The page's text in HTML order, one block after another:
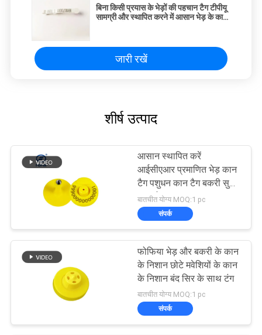
बिना किसी प्रयास के भेड़ों की पहचान टैग टीपीयू
सामग्री और स्थापित करने में आसान भेड़ के कान
जारी रखें
शीर्ष उत्पाद
आसान स्थापित करें
आईसीएआर प्रमाणित भेड़ कान
टैग पशुधन कान टैग बकरी सुअर
कान टैग
बातचीत योग्य MOQ:1 pc
संपर्क
फोफिया भेड़ और बकरी के कान
के निशान छोटे मवेशियों के कान
के निशान बंद सिर के साथ टंग
बातचीत योग्य MOQ:1 pc
संपर्क